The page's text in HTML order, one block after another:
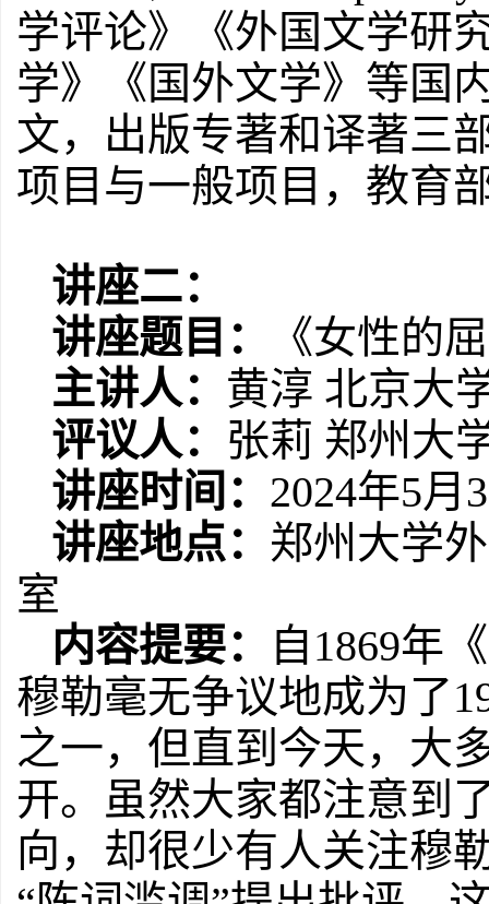
学评论》《外国文学研
学》《国外文学》等国
文，出版专著和译著三
项目与一般项目，教育
讲座二：
讲座题目：
《女性的
主讲人： 黄淳 北京大
评议人： 张莉 郑州大
讲座时间： 2024年5月
讲座地点： 郑州大学
室
内容提要：
自1869年
穆勒毫无争议地成为了
之一，但直到今天，大
开。虽然大家都注意到
向，却很少有人关注穆